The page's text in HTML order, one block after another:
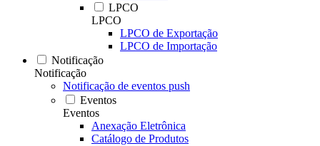
LPCO
LPCO
LPCO de Exportação
LPCO de Importação
Notificação
Notificação
Notificação de eventos push
Eventos
Eventos
Anexação Eletrônica
Catálogo de Produtos